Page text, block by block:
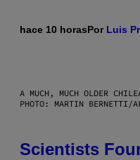
hace 10 horasPor Luis
A MUCH, MUCH OLDER
PHOTO: MARTIN BERNETTI/
Scientists